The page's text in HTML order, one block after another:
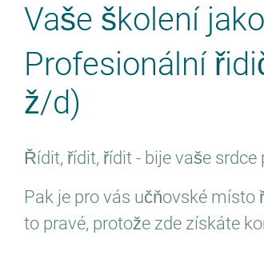
Vaše školení jako
Profesionální
ž/d)
Řídit, řídit, řídit - bije vaše
Pak je pro vás učňovské
to pravé, protože zde získáte